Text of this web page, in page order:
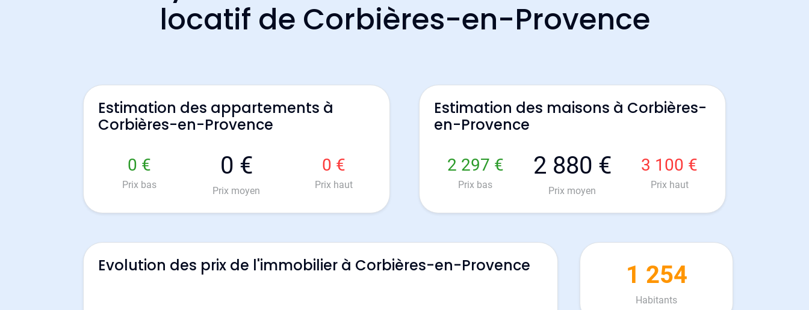
locatif de Corbières-en-Provence
Estimation des appartements à
Corbières-en-Provence
0 €
Prix bas
0 €
Prix moyen
0 €
Prix haut
Estimation des maisons à Corbières-
en-Provence
2 297 €
Prix bas
2 880 €
Prix moyen
3 100 €
Prix haut
Evolution des prix de l'immobilier à Corbières-en-Provence 1 254
Habitants